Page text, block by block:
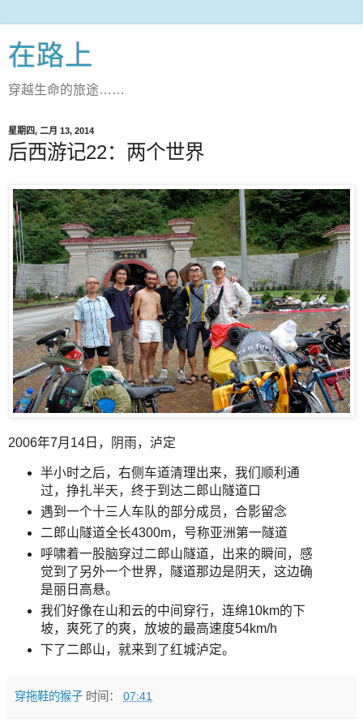
在路上
穿越生命的旅途……
星期四, 二月 13, 2014
后西游记22：两个世界
2006年7月14日，阴雨，泸定
半小时之后，右侧车道清理出来，我们顺利通
过，挣扎半天，终于到达二郎山隧道口
遇到一个十三人车队的部分成员，合影留念
二郎山隧道全长4300m，号称亚洲第一隧道
呼啸着一股脑穿过二郎山隧道，出来的瞬间，感
觉到了另外一个世界，隧道那边是阴天，这边确
是丽日高悬。
我们好像在山和云的中间穿行，连绵10km的下
坡，爽死了的爽，放坡的最高速度54km/h
下了二郎山，就来到了红城泸定。
穿拖鞋的猴子 时间： 07:41